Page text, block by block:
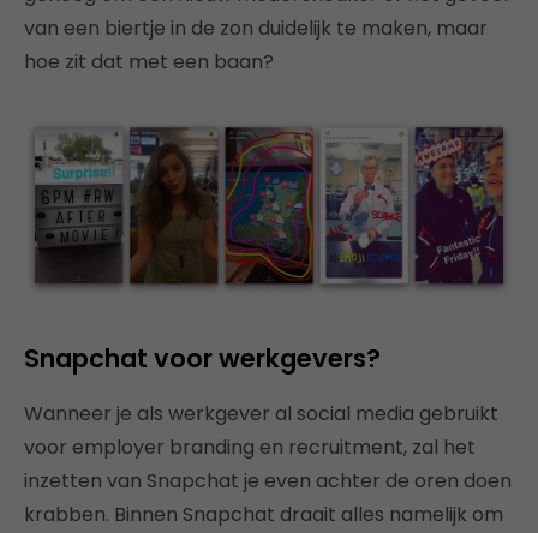
van een biertje in de zon duidelijk te maken, maar
hoe zit dat met een baan?
Snapchat voor werkgevers?
Wanneer je als werkgever al social media gebruikt
voor employer branding en recruitment, zal het
inzetten van Snapchat je even achter de oren doen
krabben. Binnen Snapchat draait alles namelijk om